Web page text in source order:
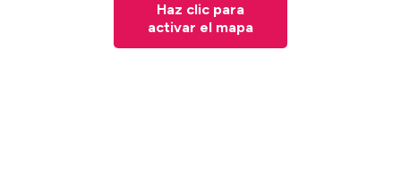
Haz clic para
activar el mapa